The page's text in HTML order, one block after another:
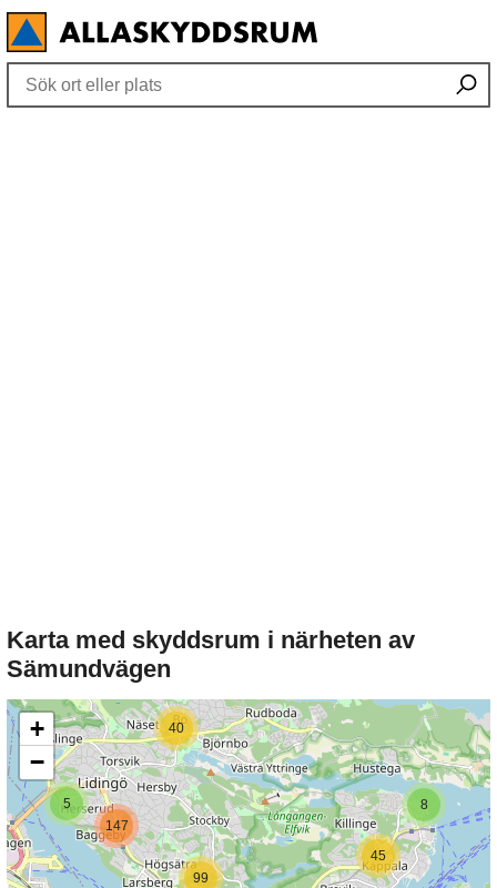
Karta med skyddsrum i närheten av
Sämundvägen
8
5
40
147
45
99
+
−